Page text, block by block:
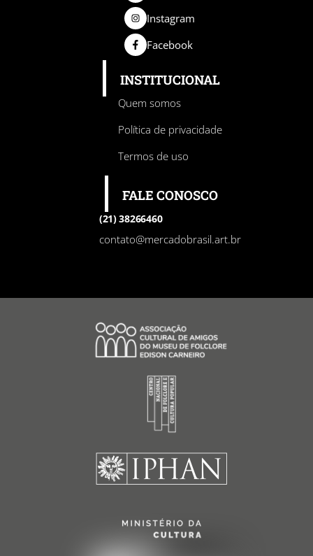
Instagram
Facebook
INSTITUCIONAL
Quem somos
Política de privacidade
Termos de uso
FALE CONOSCO
(21) 38266460
contato@mercadobrasil.art.br